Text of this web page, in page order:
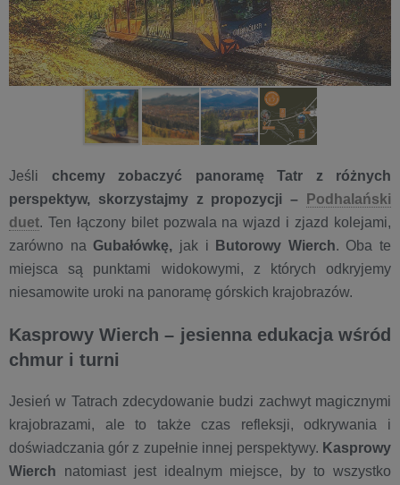
Jeśli chcemy zobaczyć panoramę Tatr z różnych
perspektyw, skorzystajmy z propozycji –
Podhalański
duet. Ten łączony bilet pozwala na wjazd i zjazd kolejami,
zarówno naGubałówkę, jak i Butorowy Wierch. Oba te
miejsca są punktami widokowymi, z których odkryjemy
niesamowite uroki na panoramę górskich krajobrazów.
Kasprowy Wierch – jesienna edukacja wśród
chmur i turni
Jesień w Tatrach zdecydowanie budzi zachwyt magicznymi
krajobrazami, ale to także czas refleksji, odkrywania i
doświadczania gór z zupełnie innej perspektywy. Kasprowy
Wierch natomiast jest idealnym miejsce, by to wszystko